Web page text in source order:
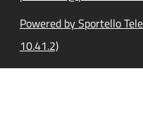
Powered by Sportello
10.41.2)